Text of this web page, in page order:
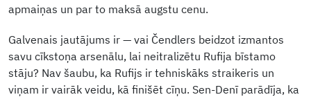
apmaiņas un par to maksā augstu cenu.
Galvenais jautājums ir — vai Čendlers beidzot izmantos
savu cīkstoņa arsenālu, lai neitralizētu Rufija bīstamo
stāju? Nav šaubu, ka Rufijs ir tehniskāks straikeris un
viņam ir vairāk veidu, kā finišēt cīņu. Sen-Denī parādīja, ka